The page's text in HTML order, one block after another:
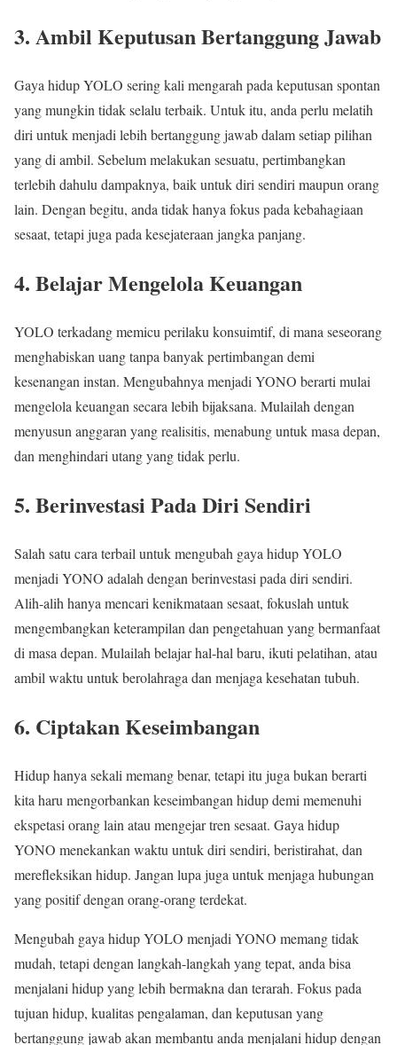
3. Ambil Keputusan Bertanggung Jawab
Gaya hidup YOLO sering kali mengarah pada keputusan spontan
yang mungkin tidak selalu terbaik. Untuk itu, anda perlu melatih
diri untuk menjadi lebih bertanggung jawab dalam setiap pilihan
yang di ambil. Sebelum melakukan sesuatu, pertimbangkan
terlebih dahulu dampaknya, baik untuk diri sendiri maupun orang
lain. Dengan begitu, anda tidak hanya fokus pada kebahagiaan
sesaat, tetapi juga pada kesejateraan jangka panjang.
4. Belajar Mengelola Keuangan
YOLO terkadang memicu perilaku konsuimtif, di mana seseorang
menghabiskan uang tanpa banyak pertimbangan demi
kesenangan instan. Mengubahnya menjadi YONO berarti mulai
mengelola keuangan secara lebih bijaksana. Mulailah dengan
menyusun anggaran yang realisitis, menabung untuk masa depan,
dan menghindari utang yang tidak perlu.
5. Berinvestasi Pada Diri Sendiri
Salah satu cara terbail untuk mengubah gaya hidup YOLO
menjadi YONO adalah dengan berinvestasi pada diri sendiri.
Alih-alih hanya mencari kenikmataan sesaat, fokuslah untuk
mengembangkan keterampilan dan pengetahuan yang bermanfaat
di masa depan. Mulailah belajar hal-hal baru, ikuti pelatihan, atau
ambil waktu untuk berolahraga dan menjaga kesehatan tubuh.
6. Ciptakan Keseimbangan
Hidup hanya sekali memang benar, tetapi itu juga bukan berarti
kita haru mengorbankan keseimbangan hidup demi memenuhi
ekspetasi orang lain atau mengejar tren sesaat. Gaya hidup
YONO menekankan waktu untuk diri sendiri, beristirahat, dan
merefleksikan hidup. Jangan lupa juga untuk menjaga hubungan
yang positif dengan orang-orang terdekat.
Mengubah gaya hidup YOLO menjadi YONO memang tidak
mudah, tetapi dengan langkah-langkah yang tepat, anda bisa
menjalani hidup yang lebih bermakna dan terarah. Fokus pada
tujuan hidup, kualitas pengalaman, dan keputusan yang
bertanggung jawab akan membantu anda menjalani hidup dengan